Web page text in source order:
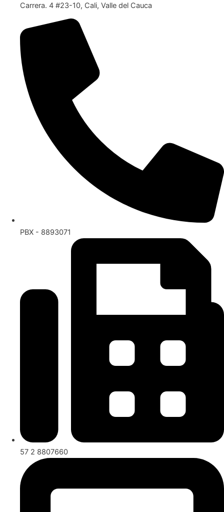
Carrera. 4 #23-10, Cali, Valle del Cauca
PBX - 8893071
57 2 8807660